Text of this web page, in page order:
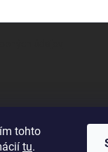
tohto
tu.